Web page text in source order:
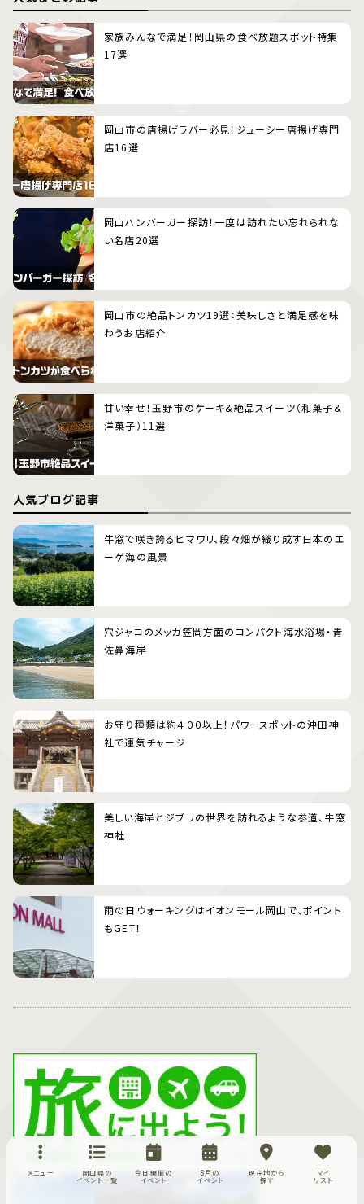
家族みんなで満足！岡山県の食べ放題スポット特集
17選
岡山市の唐揚げラバー必見！ジューシー唐揚げ専門
店16選
岡山ハンバーガー探訪！一度は訪れたい忘れられな
い名店20選
岡山市の絶品トンカツ19選：美味しさと満足感を味
わうお店紹介
甘い幸せ！玉野市のケーキ&絶品スイーツ（和菓子＆
洋菓子）11選
人気ブログ記事
牛窓で咲き誇るヒマワリ、段々畑が織り成す日本のエ
ーゲ海の風景
穴ジャコのメッカ笠岡方面のコンパクト海水浴場・青
佐鼻海岸
お守り種類は約４００以上！パワースポットの沖田神
社で運気チャージ
美しい海岸とジブリの世界を訪れるような参道、牛窓
神社
雨の日ウォーキングはイオンモール岡山で、ポイント
もGET！
メニュー
岡山県の
イベント一覧
今日開催の
イベント
8月の
イベント
現在地から
探す
マイ
リスト